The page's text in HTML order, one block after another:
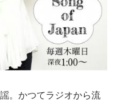
。かつてラジオから流